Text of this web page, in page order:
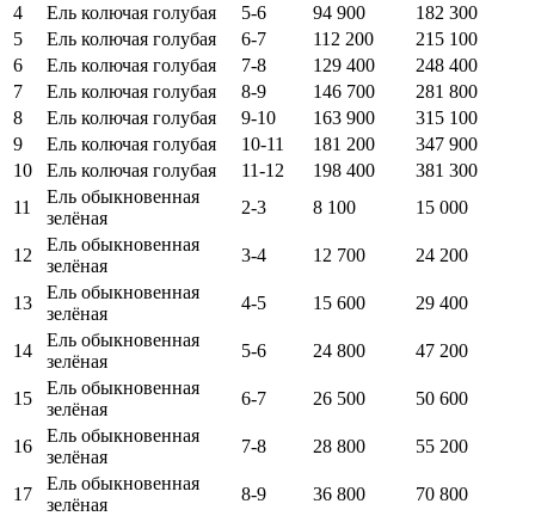
4
Ель колючая голубая 5-6 94 900
182 300
5
Ель колючая голубая 6-7 112 200
215 100
6
Ель колючая голубая 7-8 129 400
248 400
7
Ель колючая голубая 8-9 146 700
281 800
8
Ель колючая голубая 9-10 163 900
315 100
9
Ель колючая голубая 10-11 181 200
347 900
10
Ель колючая голубая 11-12 198 400
381 300
11
Ель обыкновенная
зелёная
2-3 8 100 15 000
12
Ель обыкновенная
зелёная
3-4 12 700 24 200
13
Ель обыкновенная
зелёная
4-5 15 600 29 400
14
Ель обыкновенная
зелёная
5-6 24 800 47 200
15
Ель обыкновенная
зелёная
6-7 26 500 50 600
16
Ель обыкновенная
зелёная
7-8 28 800 55 200
17
Ель обыкновенная
зелёная
8-9 36 800 70 800